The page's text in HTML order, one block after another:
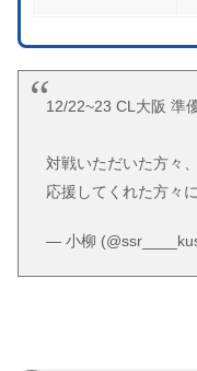
12/22~23 CL大阪 準
対戦いただいた方々、
応援してくれた方々
— 小柳